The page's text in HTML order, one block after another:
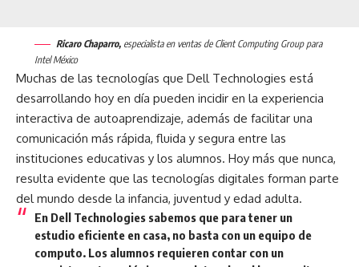
Ricaro Chaparro, especialista en ventas de Client Computing Group para
Intel México
Muchas de las tecnologías que Dell Technologies está
desarrollando hoy en día pueden incidir en la experiencia
interactiva de autoaprendizaje, además de facilitar una
comunicación más rápida, fluida y segura entre las
instituciones educativas y los alumnos. Hoy más que nunca,
resulta evidente que las tecnologías digitales forman parte
del mundo desde la infancia, juventud y edad adulta.
En Dell Technologies sabemos que para tener un
estudio eficiente en casa, no basta con un equipo de
computo. Los alumnos requieren contar con un